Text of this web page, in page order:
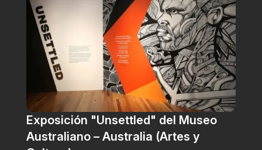
Exposición "Unsettled" del Museo
Australiano – Australia (Artes y